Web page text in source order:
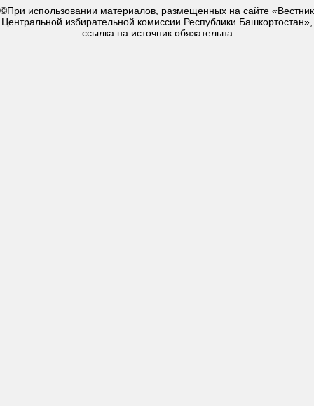
©При использовании материалов, размещенных на сайте «Вестник
Центральной избирательной комиссии Республики Башкортостан»,
ссылка на источник обязательна